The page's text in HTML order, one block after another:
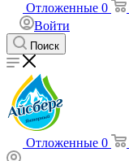
Отложенные 0
Войти
Поиск
Отложенные 0